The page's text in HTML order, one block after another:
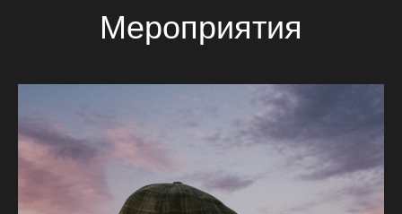
Мероприятия